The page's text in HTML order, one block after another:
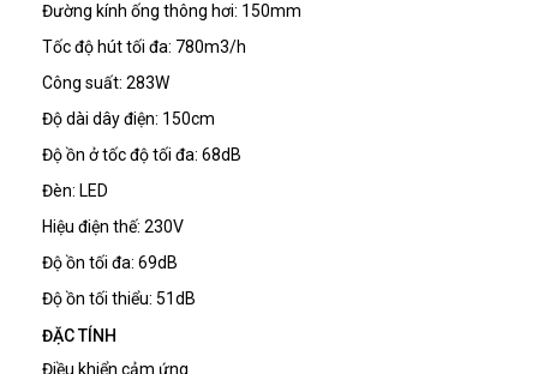
Đường kính ống thông hơi: 150mm
Tốc độ hút tối đa: 780m3/h
Công suất: 283W
Độ dài dây điện: 150cm
Độ ồn ở tốc độ tối đa: 68dB
Đèn: LED
Hiệu điện thế: 230V
Độ ồn tối đa: 69dB
Độ ồn tối thiểu: 51dB
ĐẶC TÍNH
Điều khiển cảm ứng